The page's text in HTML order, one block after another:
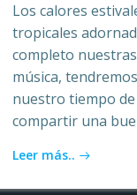
Los calores
tropicales
completo
música,
nuestro tiempo de
compartir una
Leer más..